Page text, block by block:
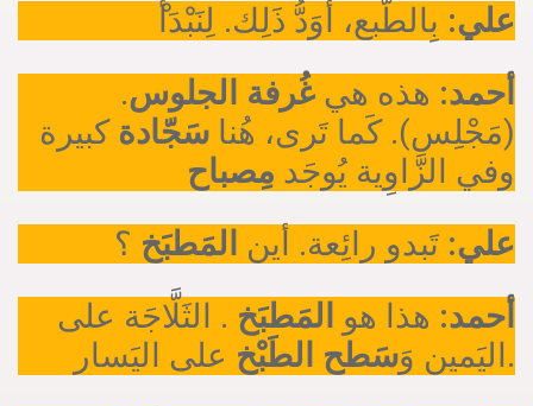
علي: بِالطَّبع، أَوَدُّ ذَلِك. لِنَبْدَأ
.
أحمد: هذه هي غُرفة الجلوس
(مَجْلِس). كَما تَرى، هُنا سَجّادة كبيرة
وفي الزَّاوِية يُوجَد مِصباح
علي: تَبدو رائِعة. أين المَطبَخ ؟
أحمد: هذا هو المَطبَخ . الثَلَّاجَة على
اليَمين وَسَطح الطَبْخ
على اليَسار.